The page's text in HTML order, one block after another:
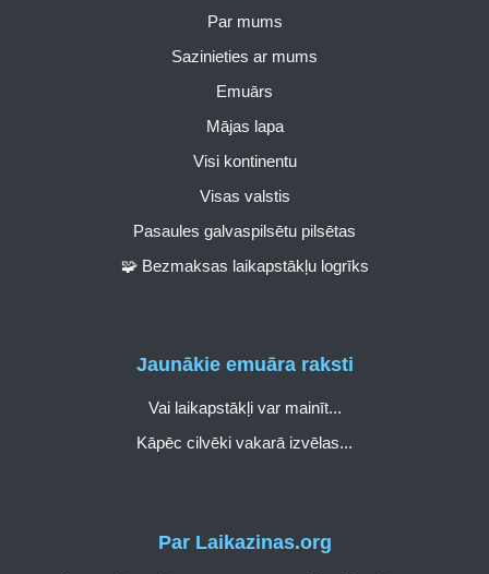
Par Laikazinas.org
Par mums
Sazinieties ar mums
Emuārs
Mājas lapa
Visi kontinentu
Visas valstis
Pasaules galvaspilsētu pilsētas
🧩 Bezmaksas laikapstākļu logrīks
Jaunākie emuāra raksti
Vai laikapstākļi var mainīt...
Kāpēc cilvēki vakarā izvēlas...